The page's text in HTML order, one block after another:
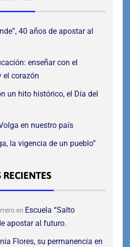
40 años de apostar al
enseñar con el
el corazón
un hito histórico, el Día del
en nuestro país
la vigencia de un pueblo”
en Escuela “Salto
apostar al futuro.
Flores, su permanencia en